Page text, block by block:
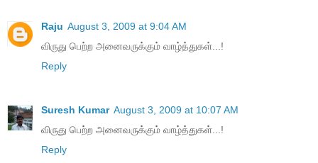
Raju August 3, 2009 at 9:04 AM
விருது பெற்ற‌ அனைவருக்கும் வாழ்த்துகள்...!
Reply
Suresh Kumar August 3, 2009 at 10:07 AM
விருது பெற்ற‌ அனைவருக்கும் வாழ்த்துகள்...!
Reply